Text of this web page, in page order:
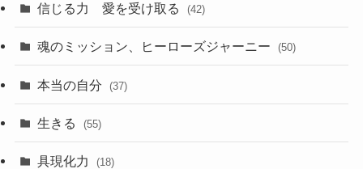
信じる力 愛を受け取る (42)
魂のミッション、ヒーローズジャーニー (50)
本当の自分 (37)
生きる (55)
具現化力 (18)